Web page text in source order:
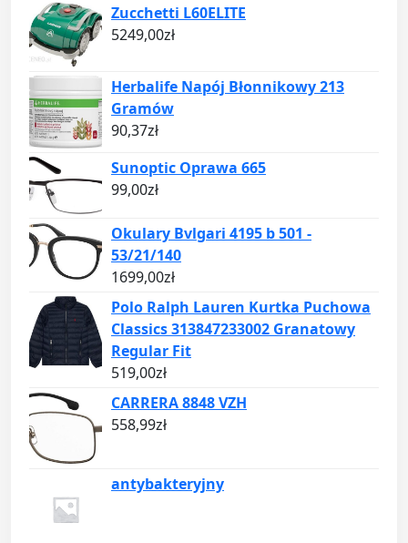
Zucchetti L60ELITE
5249,00zł
Herbalife Napój Błonnikowy 213
Gramów
90,37zł
Sunoptic Oprawa 665
99,00zł
Okulary Bvlgari 4195 b 501 -
53/21/140
1699,00zł
Polo Ralph Lauren Kurtka Puchowa
Classics 313847233002 Granatowy
Regular Fit
519,00zł
CARRERA 8848 VZH
558,99zł
antybakteryjny